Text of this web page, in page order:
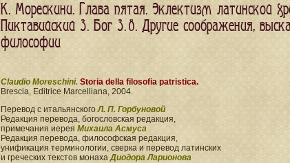
К. Морескини. Глава пятая. Эклектизм латинской
Пиктавийский 3. Бог 3. 8. Другие соображения,
философии
Claudio Moreschini. Storia della filosofia patristica.
Brescia, Editrice Marcelliana, 2004.
Перевод с итальянскогоЛ. П. Горбуновой
Редакция перевода, богословская редакция,
примечания иерея Михаила Асмуса
Редакция перевода, философская редакция,
унификация терминологии, сверка и перевод латинских
и греческих текстов монахаДиодора Ларионова